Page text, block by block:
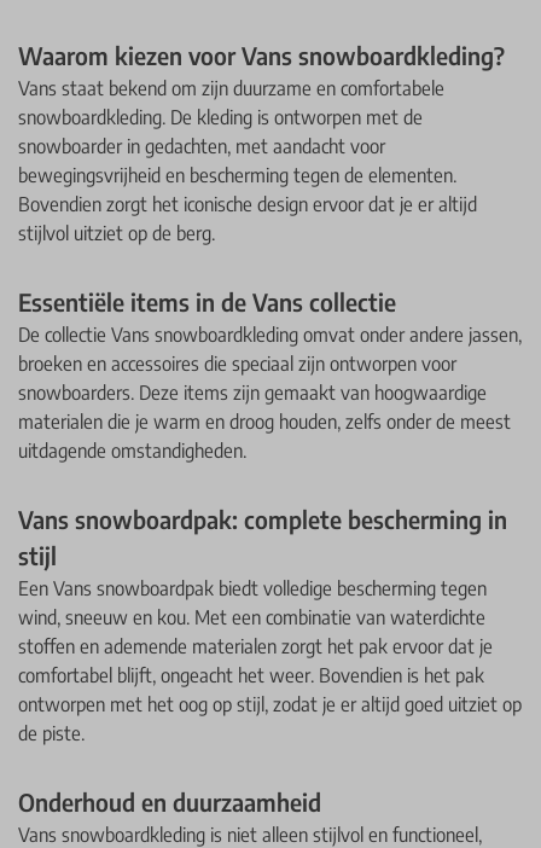
Waarom kiezen voor Vans snowboardkleding?
Vans staat bekend om zijn duurzame en comfortabele
snowboardkleding. De kleding is ontworpen met de
snowboarder in gedachten, met aandacht voor
bewegingsvrijheid en bescherming tegen de elementen.
Bovendien zorgt het iconische design ervoor dat je er altijd
stijlvol uitziet op de berg.
Essentiële items in de Vans collectie
De collectie Vans snowboardkleding omvat onder andere jassen,
broeken en accessoires die speciaal zijn ontworpen voor
snowboarders. Deze items zijn gemaakt van hoogwaardige
materialen die je warm en droog houden, zelfs onder de meest
uitdagende omstandigheden.
Vans snowboardpak: complete bescherming in
stijl
Een Vans snowboardpak biedt volledige bescherming tegen
wind, sneeuw en kou. Met een combinatie van waterdichte
stoffen en ademende materialen zorgt het pak ervoor dat je
comfortabel blijft, ongeacht het weer. Bovendien is het pak
ontworpen met het oog op stijl, zodat je er altijd goed uitziet op
de piste.
Onderhoud en duurzaamheid
Vans snowboardkleding is niet alleen stijlvol en functioneel,